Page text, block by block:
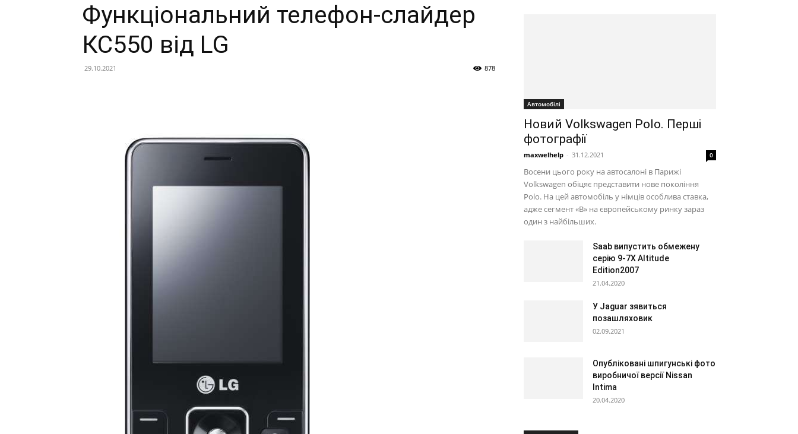
Функціональний телефон-слайдер
КС550 від LG
29.10.2021 878
Автомобілі
Новий Volkswagen Polo. Перші
фотографії
maxwelhelp - 31.12.2021 0
Восени цього року на автосалоні в Парижі
Volkswagen обіцяє представити нове покоління
Polo. На цей автомобіль у німців особлива ставка,
адже сегмент «В» на європейському ринку зараз
один з найбільших.
Saab випустить обмежену
серію 9-7X Altitude
Edition2007
21.04.2020
У Jaguar зявиться
позашляховик
02.09.2021
Опубліковані шпигунські фото
виробничої версії Nissan
Intima
20.04.2020